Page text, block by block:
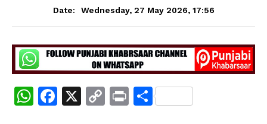
Date:
Wednesday, 27 May 2026, 17:56
W
F
X
C
Pr S